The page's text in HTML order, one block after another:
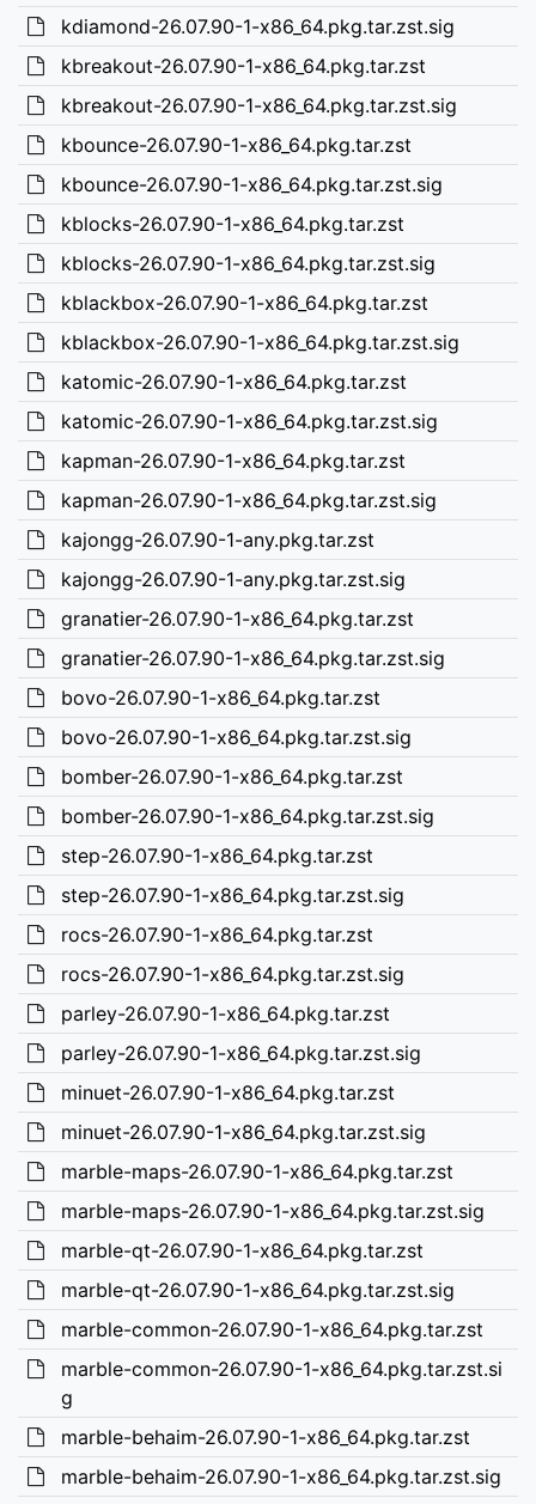
kdiamond-26.07.90-1-x86_64.pkg.tar.zst.sig
kbreakout-26.07.90-1-x86_64.pkg.tar.zst
kbreakout-26.07.90-1-x86_64.pkg.tar.zst.sig
kbounce-26.07.90-1-x86_64.pkg.tar.zst
kbounce-26.07.90-1-x86_64.pkg.tar.zst.sig
kblocks-26.07.90-1-x86_64.pkg.tar.zst
kblocks-26.07.90-1-x86_64.pkg.tar.zst.sig
kblackbox-26.07.90-1-x86_64.pkg.tar.zst
kblackbox-26.07.90-1-x86_64.pkg.tar.zst.sig
katomic-26.07.90-1-x86_64.pkg.tar.zst
katomic-26.07.90-1-x86_64.pkg.tar.zst.sig
kapman-26.07.90-1-x86_64.pkg.tar.zst
kapman-26.07.90-1-x86_64.pkg.tar.zst.sig
kajongg-26.07.90-1-any.pkg.tar.zst
kajongg-26.07.90-1-any.pkg.tar.zst.sig
granatier-26.07.90-1-x86_64.pkg.tar.zst
granatier-26.07.90-1-x86_64.pkg.tar.zst.sig
bovo-26.07.90-1-x86_64.pkg.tar.zst
bovo-26.07.90-1-x86_64.pkg.tar.zst.sig
bomber-26.07.90-1-x86_64.pkg.tar.zst
bomber-26.07.90-1-x86_64.pkg.tar.zst.sig
step-26.07.90-1-x86_64.pkg.tar.zst
step-26.07.90-1-x86_64.pkg.tar.zst.sig
rocs-26.07.90-1-x86_64.pkg.tar.zst
rocs-26.07.90-1-x86_64.pkg.tar.zst.sig
parley-26.07.90-1-x86_64.pkg.tar.zst
parley-26.07.90-1-x86_64.pkg.tar.zst.sig
minuet-26.07.90-1-x86_64.pkg.tar.zst
minuet-26.07.90-1-x86_64.pkg.tar.zst.sig
marble-maps-26.07.90-1-x86_64.pkg.tar.zst
marble-maps-26.07.90-1-x86_64.pkg.tar.zst.sig
marble-qt-26.07.90-1-x86_64.pkg.tar.zst
marble-qt-26.07.90-1-x86_64.pkg.tar.zst.sig
marble-common-26.07.90-1-x86_64.pkg.tar.zst
marble-common-26.07.90-1-x86_64.pkg.tar.zst.si
g
marble-behaim-26.07.90-1-x86_64.pkg.tar.zst
marble-behaim-26.07.90-1-x86_64.pkg.tar.zst.sig